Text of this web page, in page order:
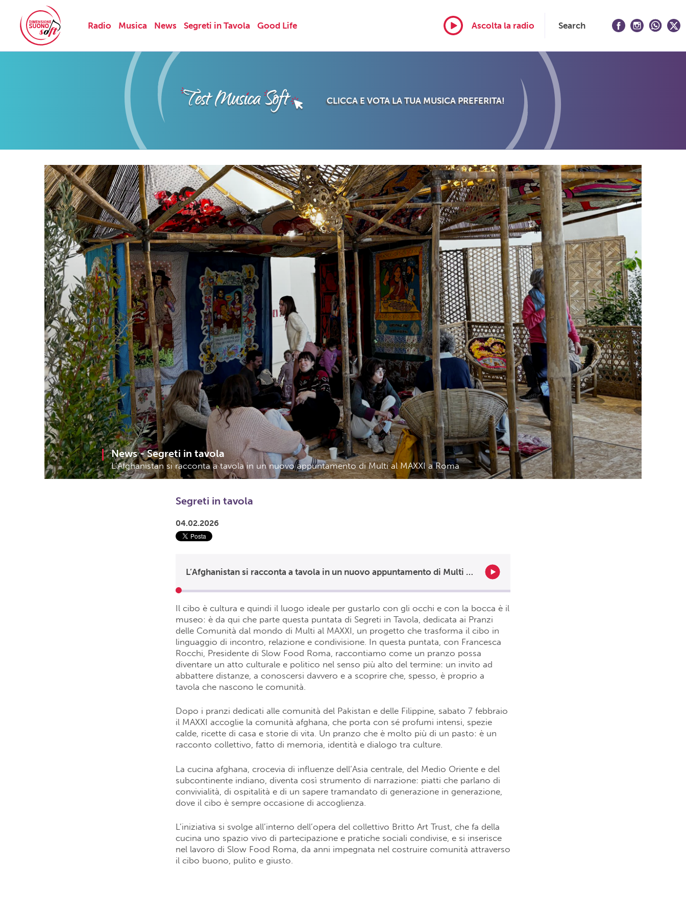
Radio Musica News Segreti in Tavola Good Life Ascolta la radio Search
CLICCA E VOTA LA TUA MUSICA PREFERITA!
News -Segreti in tavola
L’Afghanistan si racconta a tavola in un nuovo appuntamento di Multi al MAXXI a Roma
Segreti in tavola
04.02.2026
L’Afghanistan si racconta a tavola in un nuovo appuntamento di Multi al MAXXI a Roma
Il cibo è cultura e quindi il luogo ideale per gustarlo con gli occhi e con la bocca è il
museo: è da qui che parte questa puntata di Segreti in Tavola, dedicata ai Pranzi
delle Comunità dal mondo di Multi al MAXXI, un progetto che trasforma il cibo in
linguaggio di incontro, relazione e condivisione. In questa puntata, con Francesca
Rocchi, Presidente di Slow Food Roma, raccontiamo come un pranzo possa
diventare un atto culturale e politico nel senso più alto del termine: un invito ad
abbattere distanze, a conoscersi davvero e a scoprire che, spesso, è proprio a
tavola che nascono le comunità.
Dopo i pranzi dedicati alle comunità del Pakistan e delle Filippine, sabato 7 febbraio
il MAXXI accoglie la comunità afghana, che porta con sé profumi intensi, spezie
calde, ricette di casa e storie di vita. Un pranzo che è molto più di un pasto: è un
racconto collettivo, fatto di memoria, identità e dialogo tra culture.
La cucina afghana, crocevia di influenze dell’Asia centrale, del Medio Oriente e del
subcontinente indiano, diventa così strumento di narrazione: piatti che parlano di
convivialità, di ospitalità e di un sapere tramandato di generazione in generazione,
dove il cibo è sempre occasione di accoglienza.
L’iniziativa si svolge all’interno dell’opera del collettivo Britto Art Trust, che fa della
cucina uno spazio vivo di partecipazione e pratiche sociali condivise, e si inserisce
nel lavoro di Slow Food Roma, da anni impegnata nel costruire comunità attraverso
il cibo buono, pulito e giusto.